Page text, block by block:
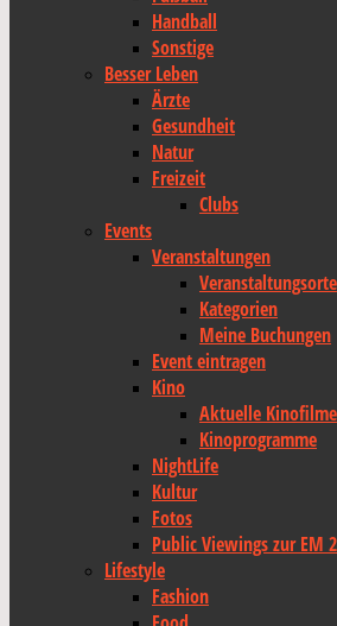
Handball
Sonstige
Besser Leben
Ärzte
Gesundheit
Natur
Freizeit
Clubs
Events
Veranstaltungen
Veranstaltungsorte
Kategorien
Meine Buchungen
Event eintragen
Kino
Aktuelle Kinofilme
Kinoprogramme
NightLife
Kultur
Fotos
Public Viewings zur EM
Lifestyle
Fashion